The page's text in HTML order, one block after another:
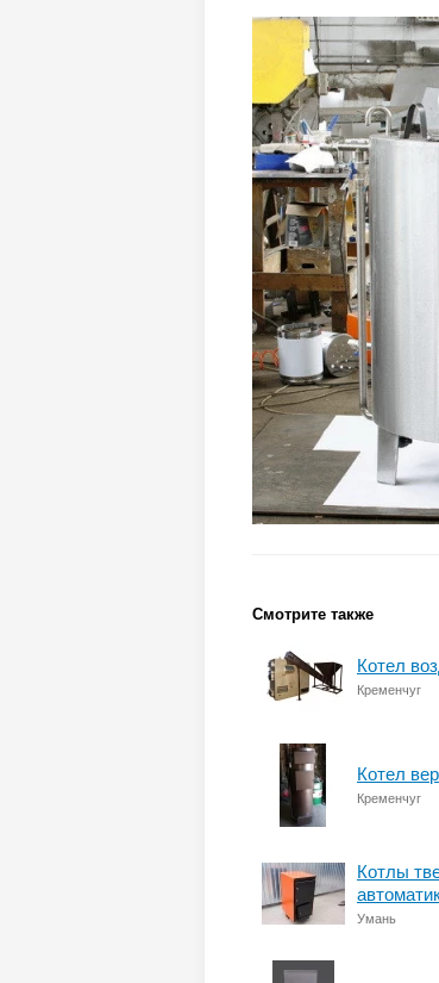
Смотрите также
Котел
Кременчуг
Котел
Кременчуг
Котлы
Умань